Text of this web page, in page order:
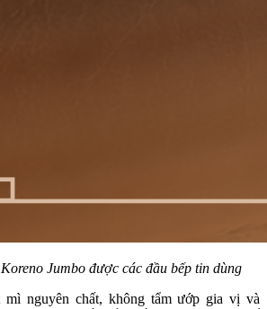
Jumbo được các đầu bếp tin dùng
nguyên chất, không tẩm ướp gia vị và